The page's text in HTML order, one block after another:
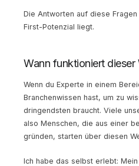
Die Antworten auf diese
First-Potenzial liegt.
Wann funktioniert dieser
Wenn du Experte in einem
Branchenwissen hast, um zu
dringendsten braucht. Viele
also Menschen, die aus einer
gründen, starten über diesen
Ich habe das selbst erlebt: